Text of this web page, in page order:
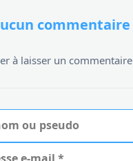
commentaire
à laisser un commentaire